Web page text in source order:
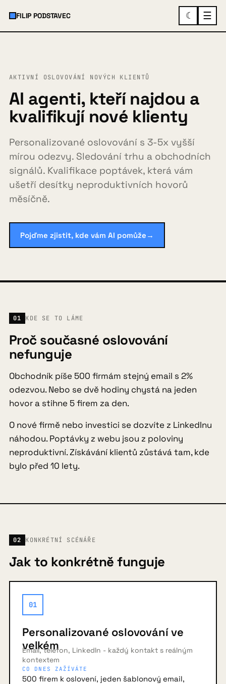
FILIP PODSTAVEC ☾ ☰
O mně
Spolupráce
FAQ
Kontakt
Pojďme zjistit, kde vám AI pomůže →
AKTIVNÍ OSLOVOVÁNÍ NOVÝCH KLIENTŮ
AI agenti, kteří najdou a
kvalifikují nové klienty
Personalizované oslovování s 3-5x vyšší
mírou odezvy. Sledování trhu a obchodních
signálů. Kvalifikace poptávek, která vám
ušetří desítky neproduktivních hovorů
měsíčně.
Pojďme zjistit, kde vám AI pomůže →
01 KDE SE TO LÁME
Proč současné oslovování
nefunguje
Obchodník píše 500 firmám stejný email s 2%
odezvou. Nebo se dvě hodiny chystá na jeden
hovor a stihne 5 firem za den.
O nové firmě nebo investici se dozvíte z LinkedInu
náhodou. Poptávky z webu jsou z poloviny
neproduktivní. Získávání klientů zůstává tam, kde
bylo před 10 lety.
02 KONKRÉTNÍ SCÉNÁŘE
Jak to konkrétně funguje
01
Personalizované oslovování ve
velkém
Email, telefon, LinkedIn - každý kontakt s reálným
kontextem
CO DNES ZAŽÍVÁTE
500 firem k oslovení, jeden šablonový email,